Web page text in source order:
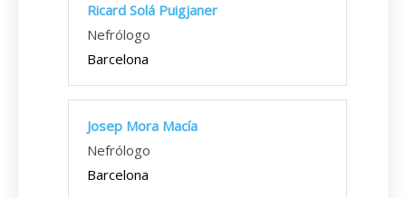
Ricard Solá Puigjaner
Nefrólogo
Barcelona
Josep Mora Macía
Nefrólogo
Barcelona